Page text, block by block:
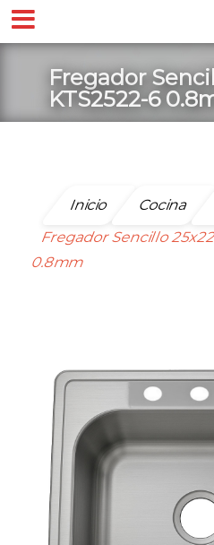
Fregador
KTS2522-6
Inicio Cocina
Fregador Sencillo
0.8mm